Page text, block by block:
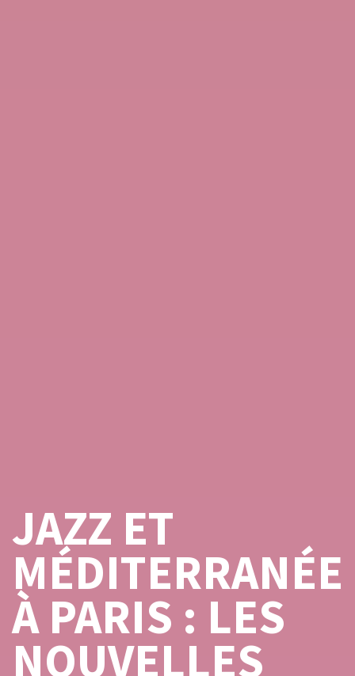
JAZZ ET
MÉDITERRANÉE
À PARIS : LES
NOUVELLES